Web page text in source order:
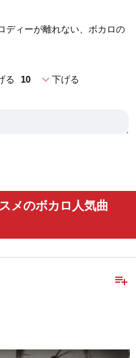
ディーが離れない、ボカロの
る 10 expand_more下げる
メのボカロ人気曲
playlist_add